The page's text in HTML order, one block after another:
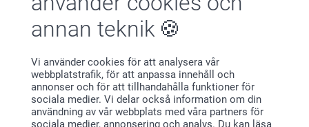
annan teknik
Vi använder cookies för att analysera vår
webbplatstrafik, för att anpassa innehåll och
annonser och för att tillhandahålla funktioner för
sociala medier. Vi delar också information om din
användning av vår webbplats med våra partners för
sociala medier, annonsering och analys. Du kan läsa
Tack för att du ger oss ⭐⭐⭐⭐⭐! Det glädjer oss att
du är nöjd med våra produkter och service.
Pernilla @smartphoto
Andreea Carabelea,
Jättefina kort!
Visa reaktioner
2025-10-24
12:31
Hej Andreea,
Visa mer